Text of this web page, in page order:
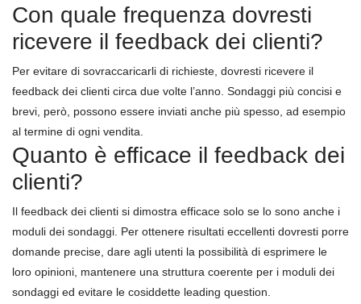
Con quale frequenza dovresti
ricevere il feedback dei clienti?
Per evitare di sovraccaricarli di richieste, dovresti ricevere il
feedback dei clienti circa due volte l’anno. Sondaggi più concisi e
brevi, però, possono essere inviati anche più spesso, ad esempio
al termine di ogni vendita.
Quanto è efficace il feedback dei
clienti?
Il feedback dei clienti si dimostra efficace solo se lo sono anche i
moduli dei sondaggi. Per ottenere risultati eccellenti dovresti porre
domande precise, dare agli utenti la possibilità di esprimere le
loro opinioni, mantenere una struttura coerente per i moduli dei
sondaggi ed evitare le cosiddette leading question.